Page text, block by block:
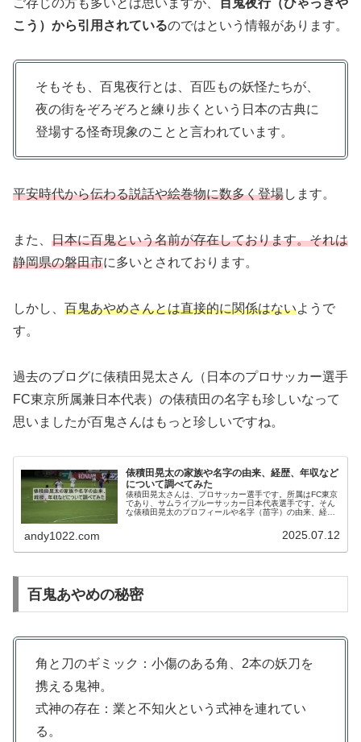
こう）から引用されているのではという情報があります。
そもそも、百鬼夜行とは、百匹もの妖怪たちが、
夜の街をぞろぞろと練り歩くという日本の古典に
登場する怪奇現象のことと言われています。
平安時代から伝わる説話や絵巻物に数多く登場します。
また、 日本に百鬼という名前が存在しております。それは
静岡県の磐田市に多いとされております。
しかし、 百鬼あやめさんとは直接的に関係はないようで
す。
過去のブログに俵積田晃太さん（日本のプロサッカー選手
FC東京所属兼日本代表）の俵積田の名字も珍しいなって
思いましたが百鬼さんはもっと珍しいですね。
俵積田晃太の家族や名字の由来、経歴、年収など
について調べてみた
俵積田晃太さんは、プロサッカー選手です。所属はFC東京
であり、サムライブルーサッカー日本代表選手です。そん
な俵積田晃太のプロフィールや名字（苗字）の由来、経歴
andy1022.com 2025.07.12
百鬼あやめの秘密
角と刀のギミック：小傷のある角、2本の妖刀を
携える鬼神。
式神の存在：業と不知火という式神を連れてい
る。